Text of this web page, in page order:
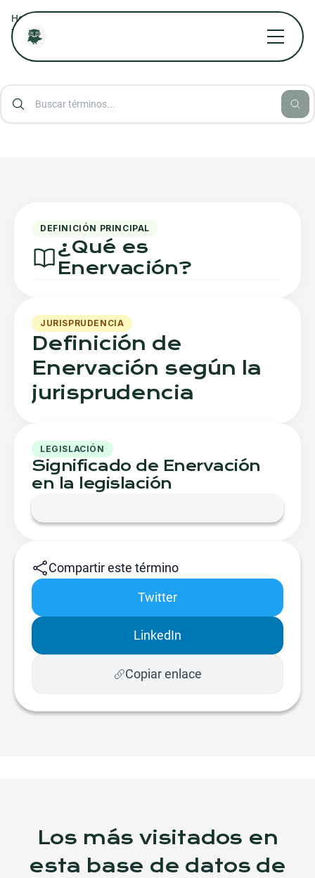
Home
Vocabulario Jurídico Básico de la A a la Z
DEFINICIÓN PRINCIPAL
¿Qué es
Enervación?
JURISPRUDENCIA
Definición de
Enervación según la
jurisprudencia
LEGISLACIÓN
Significado de Enervación
en la legislación
Compartir este término
Twitter
LinkedIn
Copiar enlace
Los más visitados en
esta base de datos de